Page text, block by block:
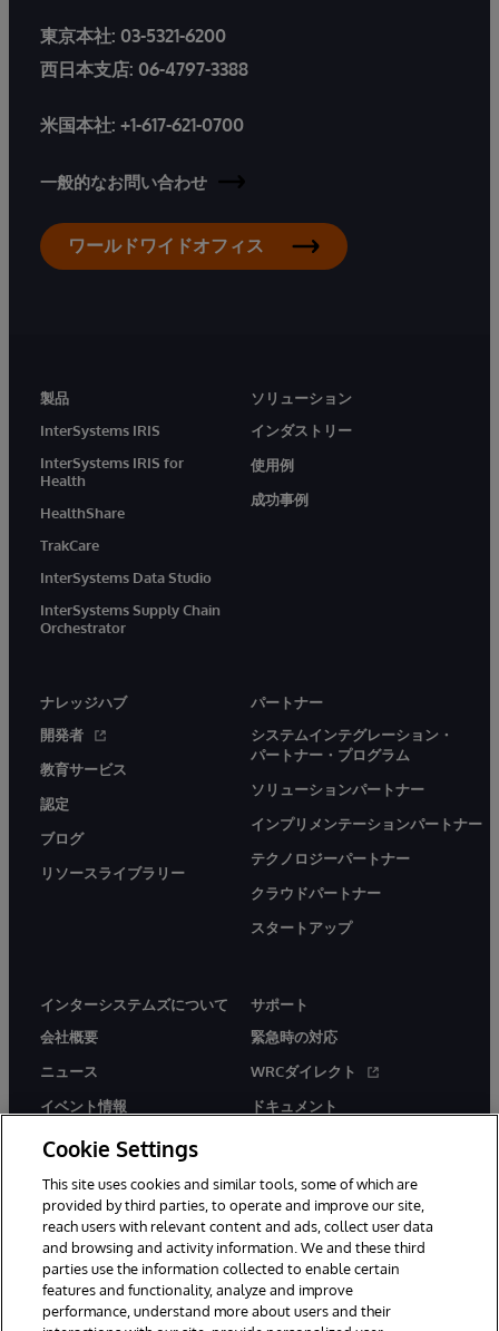
東京本社: 03-5321-6200
西日本支店: 06-4797-3388
米国本社: +1-617-621-0700
一般的なお問い合わせ
ワールドワイドオフィス
製品
InterSystems IRIS
InterSystems IRIS for
Health
HealthShare
TrakCare
InterSystems Data Studio
InterSystems Supply Chain
Orchestrator
ソリューション
インダストリー
使用例
成功事例
ナレッジハブ
開発者
教育サービス
認定
ブログ
リソースライブラリー
パートナー
システムインテグレーション・
パートナー・プログラム
ソリューションパートナー
インプリメンテーションパートナー
テクノロジーパートナー
クラウドパートナー
スタートアップ
インターシステムズについて
会社概要
ニュース
イベント情報
採用情報
サポート
緊急時の対応
WRCダイレクト
ドキュメント
© 1996-2026Y InterSystems Corporation, Boston, MA. All Rights
Reserved.
Cookie Settings
This site uses cookies and similar tools, some of which are
provided by third parties, to operate and improve our site,
reach users with relevant content and ads, collect user data
and browsing and activity information. We and these third
parties use the information collected to enable certain
features and functionality, analyze and improve
performance, understand more about users and their